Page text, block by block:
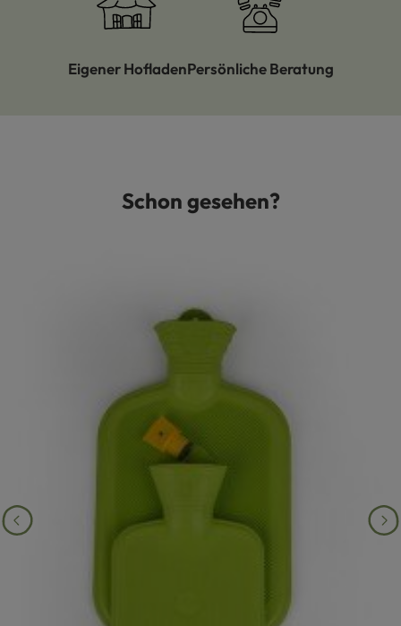
Eigener HofladenPersönliche Beratung
Produktgalerie überspringenSchon gesehen?